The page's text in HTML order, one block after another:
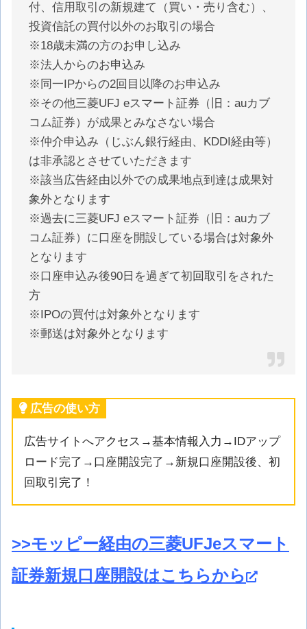
付、信用取引の新規建て（買い・売り含む）、
投資信託の買付以外のお取引の場合
※18歳未満の方のお申し込み
※法人からのお申込み
※同一IPからの2回目以降のお申込み
※その他三菱UFJ eスマート証券（旧：auカブ
コム証券）が成果とみなさない場合
※仲介申込み（じぶん銀行経由、KDDI経由等）
は非承認とさせていただきます
※該当広告経由以外での成果地点到達は成果対
象外となります
※過去に三菱UFJ eスマート証券（旧：auカブ
コム証券）に口座を開設している場合は対象外
となります
※口座申込み後90日を過ぎて初回取引をされた
方
※IPOの買付は対象外となります
※郵送は対象外となります
広告の使い方
広告サイトへアクセス→基本情報入力→IDアップ
ロード完了→口座開設完了→新規口座開設後、初
回取引完了！
>>モッピー経由の三菱UFJeスマート
証券新規口座開設はこちらから